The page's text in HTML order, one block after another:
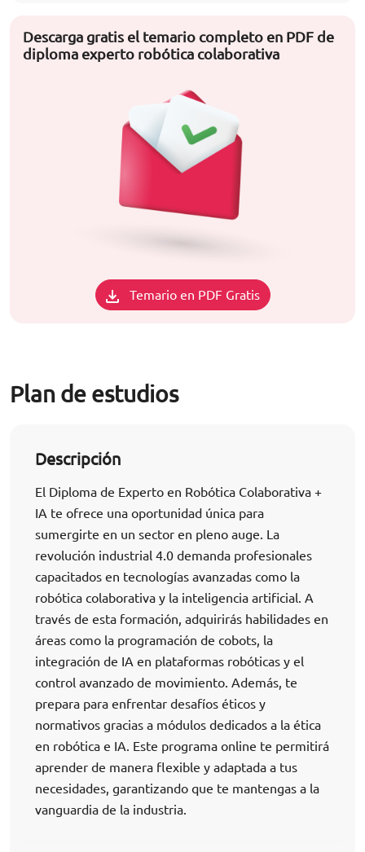
Descarga gratis el temario completo en PDF de
diploma experto robótica colaborativa
Temario en PDF Gratis
Plan de estudios
Descripción
El Diploma de Experto en Robótica Colaborativa +
IA te ofrece una oportunidad única para
sumergirte en un sector en pleno auge. La
revolución industrial 4.0 demanda profesionales
capacitados en tecnologías avanzadas como la
robótica colaborativa y la inteligencia artificial. A
través de esta formación, adquirirás habilidades en
áreas como la programación de cobots, la
integración de IA en plataformas robóticas y el
control avanzado de movimiento. Además, te
prepara para enfrentar desafíos éticos y
normativos gracias a módulos dedicados a la ética
en robótica e IA. Este programa online te permitirá
aprender de manera flexible y adaptada a tus
necesidades, garantizando que te mantengas a la
vanguardia de la industria.